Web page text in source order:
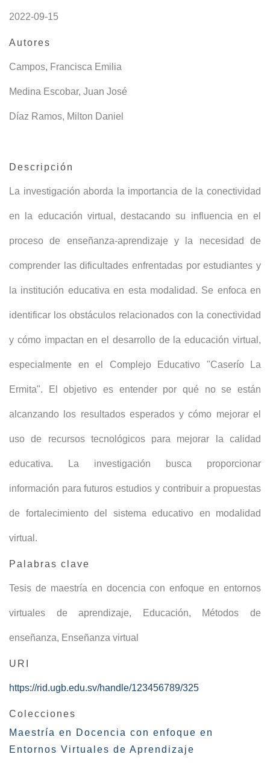
2022-09-15
Autores
Campos, Francisca Emilia
Medina Escobar, Juan José
Díaz Ramos, Milton Daniel
Descripción
La investigación aborda la importancia de la conectividad
en la educación virtual, destacando su influencia en el
proceso de enseñanza-aprendizaje y la necesidad de
comprender las dificultades enfrentadas por estudiantes y
la institución educativa en esta modalidad. Se enfoca en
identificar los obstáculos relacionados con la conectividad
y cómo impactan en el desarrollo de la educación virtual,
especialmente en el Complejo Educativo "Caserío La
Ermita". El objetivo es entender por qué no se están
alcanzando los resultados esperados y cómo mejorar el
uso de recursos tecnológicos para mejorar la calidad
educativa. La investigación busca proporcionar
información para futuros estudios y contribuir a propuestas
de fortalecimiento del sistema educativo en modalidad
virtual.
Palabras clave
Tesis de maestría en docencia con enfoque en entornos
virtuales de aprendizaje, Educación, Métodos de
enseñanza, Enseñanza virtual
URI
https://rid.ugb.edu.sv/handle/123456789/325
Colecciones
Maestría en Docencia con enfoque en
Entornos Virtuales de Aprendizaje